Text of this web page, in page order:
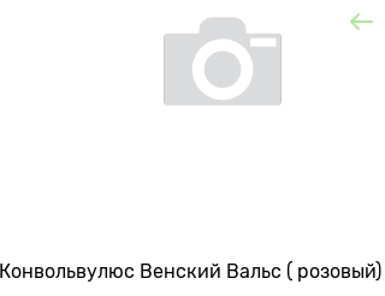
Конвольвулюс Венский Вальс (